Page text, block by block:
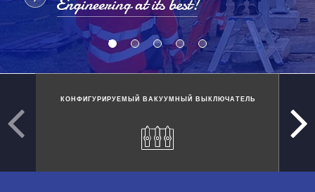
КОНФИГУРИРУЕМЫЙ ВАКУУМНЫЙ ВЫКЛЮЧАТЕЛЬ